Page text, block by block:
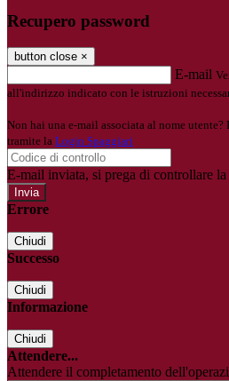
Recupero password
button close ×
E-mail
all'indirizzo indicato con le istruzioni
Non hai una e-mail associata al nome
tramite la Login Spaggiari
E-mail inviata, si prega di controllare
Errore
Chiudi
Successo
Chiudi
Informazione
Chiudi
Attendere...
Attendere il completamento